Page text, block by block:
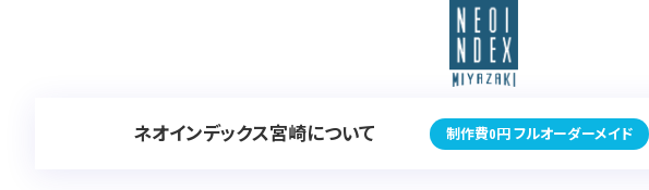
ネオインデックス宮崎について 制作費0円 フルオーダーメイド